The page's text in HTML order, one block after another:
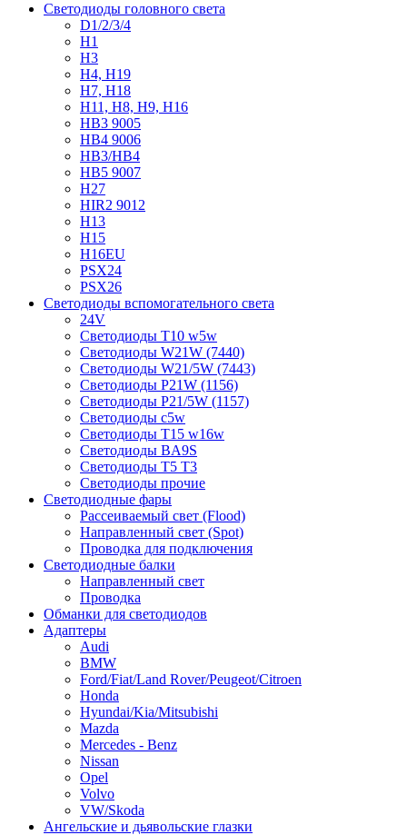
Светодиоды головного света
D1/2/3/4
H1
H3
H4, H19
H7, H18
H11, H8, H9, H16
HB3 9005
HB4 9006
HB3/HB4
HB5 9007
H27
HIR2 9012
H13
H15
H16EU
PSX24
PSX26
Светодиоды вспомогательного света
24V
Светодиоды T10 w5w
Светодиоды W21W (7440)
Светодиоды W21/5W (7443)
Светодиоды P21W (1156)
Светодиоды P21/5W (1157)
Светодиоды c5w
Светодиоды T15 w16w
Светодиоды BA9S
Светодиоды T5 T3
Светодиоды прочие
Светодиодные фары
Рассеиваемый свет (Flood)
Направленный свет (Spot)
Проводка для подключения
Светодиодные балки
Направленный свет
Проводка
Обманки для светодиодов
Адаптеры
Audi
BMW
Ford/Fiat/Land Rover/Peugeot/Citroen
Honda
Hyundai/Kia/Mitsubishi
Mazda
Mercedes - Benz
Nissan
Opel
Volvo
VW/Skoda
Ангельские и дьявольские глазки